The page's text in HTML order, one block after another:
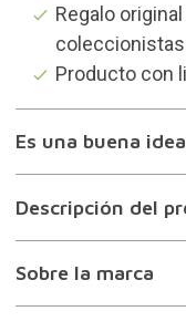
Regalo
Producto con
Es una buena
Descripción del
Sobre la marca